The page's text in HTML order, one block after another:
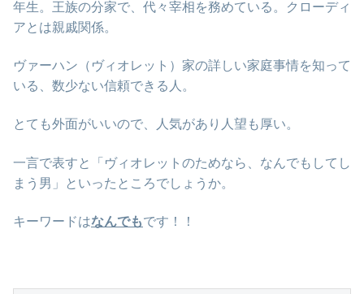
年生。王族の分家で、代々宰相を務めている。クローディ
アとは親戚関係。
ヴァーハン（ヴィオレット）家の詳しい家庭事情を知って
いる、数少ない信頼できる人。
とても外面がいいので、人気があり人望も厚い。
一言で表すと「ヴィオレットのためなら、なんでもしてし
まう男」といったところでしょうか。
キーワードはなんでもです！！